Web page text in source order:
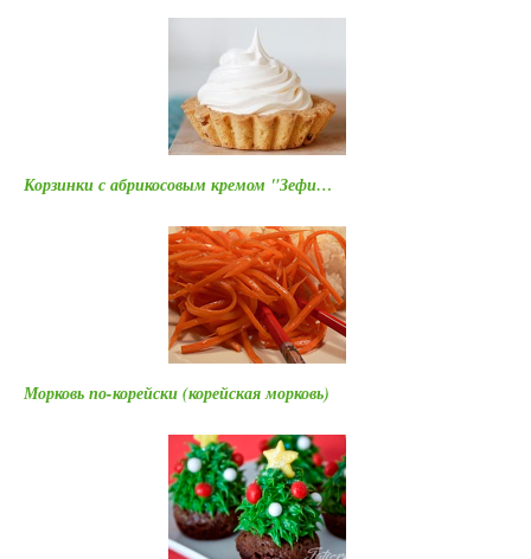
Корзинки с абрикосовым кремом "Зефи…
Морковь по-корейски (корейская морковь)